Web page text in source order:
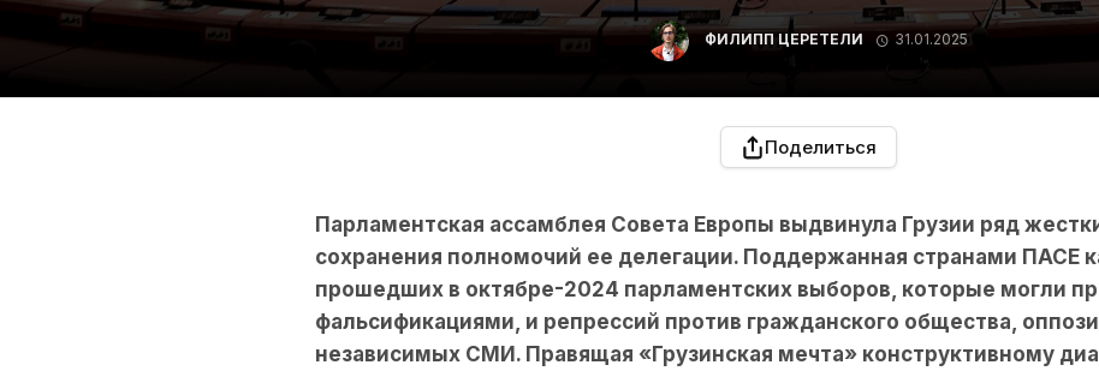
ФИЛИПП ЦЕРЕТЕЛИ 31.01.2025
Поделиться
Парламентская ассамблея Совета Европы выдвинула Грузии ряд
сохранения полномочий ее делегации. Поддержанная странами ПАСЕ
прошедших в октябре-2024 парламентских выборов, которые могли
фальсификациями, и репрессий против гражданского общества,
независимых СМИ. Правящая «Грузинская мечта» конструктивному